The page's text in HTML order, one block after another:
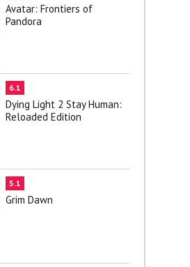
Avatar: Frontiers of
Pandora
6.1
Dying Light 2 Stay Human:
Reloaded Edition
5.1
Grim Dawn